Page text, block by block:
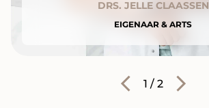
DRS. JELLE CLAASSEN
EIGENAAR & ARTS
1 / 2